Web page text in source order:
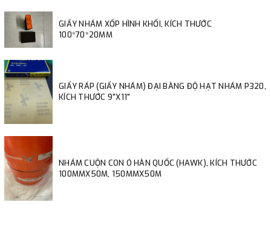
GIẤY NHÁM XỐP HÌNH KHỐI, KÍCH THƯỚC
100*70*20MM
GIẤY RÁP (GIẤY NHÁM) ĐẠI BÀNG ĐỘ HẠT NHÁM P320,
KÍCH THƯỚC 9"X11"
NHÁM CUỘN CON Ó HÀN QUỐC (HAWK), KÍCH THƯỚC
100MMX50M, 150MMX50M